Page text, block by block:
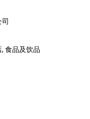
食品及饮品